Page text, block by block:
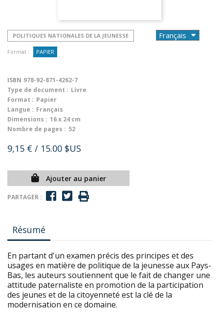
POLITIQUES NATIONALES DE LA JEUNESSE
Format : PAPIER
ISBN 978-92-871-4262-7
Type de document : Livre
Format : Papier
Langue : Français
Dimensions : 16 x 24 cm
Nombre de pages : 52
9,15 € / 15.00 $US
Ajouter au panier
PARTAGER :
Résumé
En partant d'un examen précis des principes et des
usages en matière de politique de la jeunesse aux Pays-
Bas, les auteurs soutiennent que le fait de changer une
attitude paternaliste en promotion de la participation
des jeunes et de la citoyenneté est la clé de la
modernisation en ce domaine.